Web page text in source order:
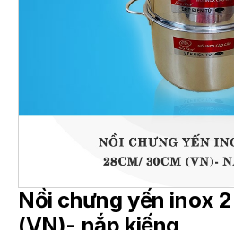
Nồi chưng yến inox